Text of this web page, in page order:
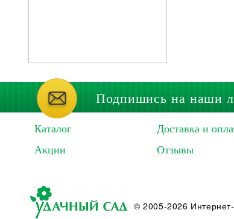
Подпишись на наши
Каталог
Акции
Доставка и
Отзывы
© 2005-2026